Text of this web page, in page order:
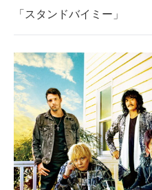
「スタンドバイミー」